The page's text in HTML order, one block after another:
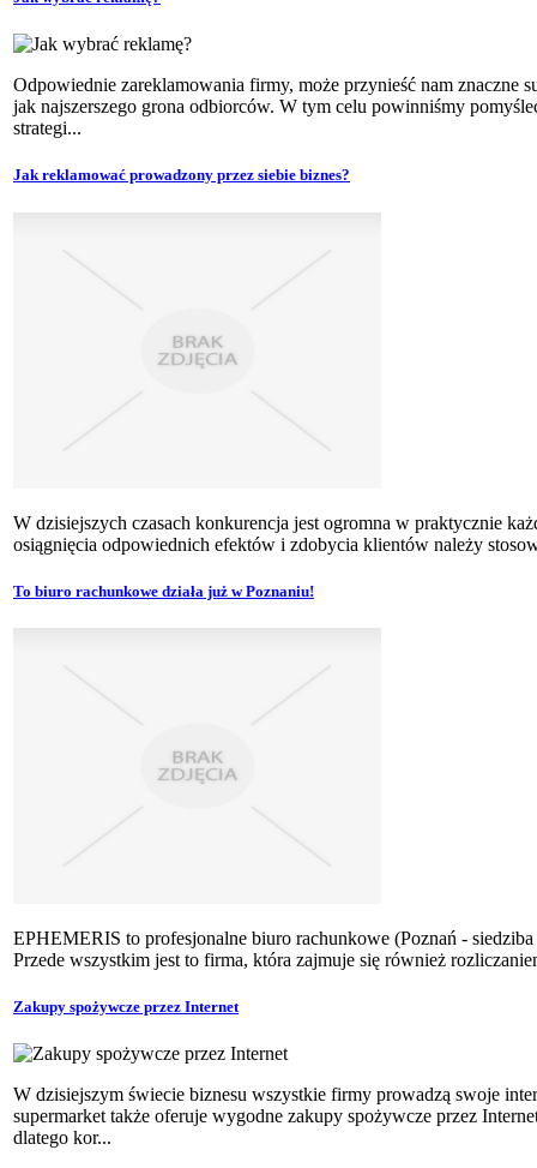
Odpowiednie zareklamowania firmy, może przynieść nam znaczne
jak najszerszego grona odbiorców. W tym celu powinniśmy
strategi...
Jak reklamować prowadzony przez siebie biznes?
W dzisiejszych czasach konkurencja jest ogromna w praktycznie
osiągnięcia odpowiednich efektów i zdobycia klientów należy
To biuro rachunkowe działa już w Poznaniu!
EPHEMERIS to profesjonalne biuro rachunkowe (Poznań -
Przede wszystkim jest to firma, która zajmuje się również
Zakupy spożywcze przez Internet
W dzisiejszym świecie biznesu wszystkie firmy prowadzą swoje
supermarket także oferuje wygodne zakupy spożywcze przez
dlatego kor...